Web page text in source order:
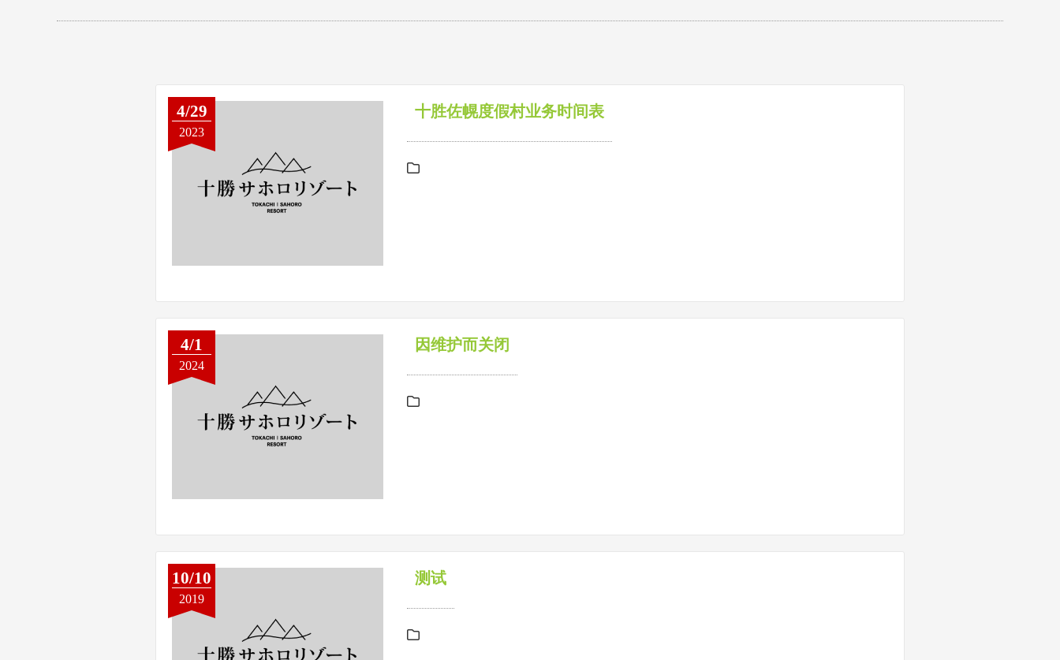
4/29
2023
十胜佐幌度假村业务时间表
4/1
2024
因维护而关闭
10/10
2019
测试